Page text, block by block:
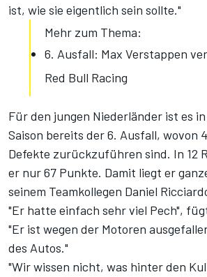
ist, wie sie eigentlich sein sollte."
Mehr zum Thema:
6. Ausfall: Max Verstappen
Red Bull Racing
Für den jungen Niederländer ist es
Saison bereits der 6. Ausfall, wovon
Defekte zurückzuführen sind. In 12
er nur 67 Punkte. Damit liegt er
seinem Teamkollegen Daniel
"Er hatte einfach sehr viel Pech",
"Er ist wegen der Motoren
des Autos."
"Wir wissen nicht, was hinter den